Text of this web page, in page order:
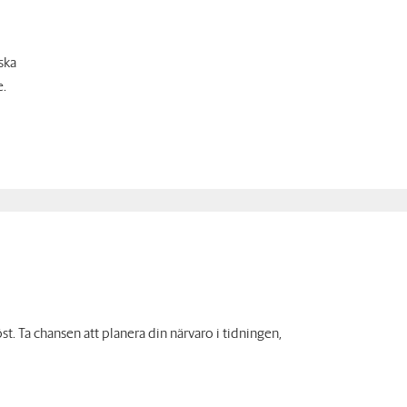
Ta chansen att planera din närvaro i tidningen,